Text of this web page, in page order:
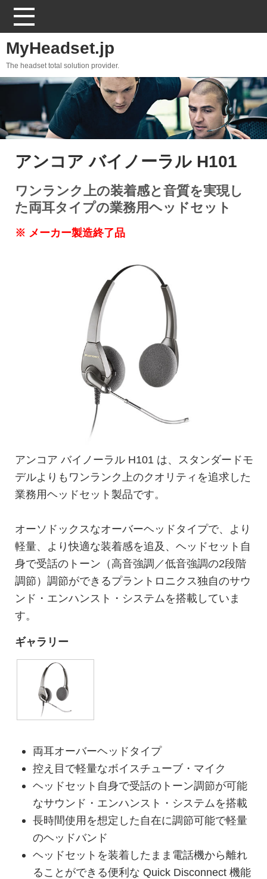
MyHeadset.jp
The headset total solution provider.
アンコア バイノーラル H101
ワンランク上の装着感と音質を実現し
た両耳タイプの業務用ヘッドセット
※ メーカー製造終了品
アンコア バイノーラル H101 は、スタンダードモ
デルよりもワンランク上のクオリティを追求した
業務用ヘッドセット製品です。
オーソドックスなオーバーヘッドタイプで、より
軽量、より快適な装着感を追及、ヘッドセット自
身で受話のトーン（高音強調／低音強調の2段階
調節）調節ができるプラントロニクス独自のサウ
ンド・エンハンスト・システムを搭載していま
す。
ギャラリー
両耳オーバーヘッドタイプ
控え目で軽量なボイスチューブ・マイク
ヘッドセット自身で受話のトーン調節が可能
なサウンド・エンハンスト・システムを搭載
長時間使用を想定した自在に調節可能で軽量
のヘッドバンド
ヘッドセットを装着したまま電話機から離れ
ることができる便利な Quick Disconnect 機能